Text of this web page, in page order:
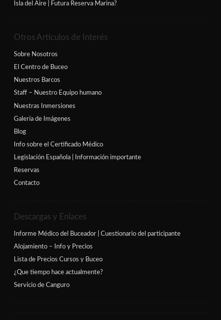
Isla del Aire | Futura Reserva Marina?
Otros Artículos de Interés
Sobre Nosotros
El Centro de Buceo
Nuestros Barcos
Staff – Nuestro Equipo humano
Nuestras Inmersiones
Galería de Imágenes
Blog
Info sobre el Certificado Médico
Legislación Española | Información importante
Reservas
Contacto
Descargas y Enlaces
Informe Médico del Buceador | Cuestionario del participante
Alojamiento – Info y Precios
Lista de Precios Cursos y Buceo
¿Que tiempo hace actualmente?
Servicio de Canguro